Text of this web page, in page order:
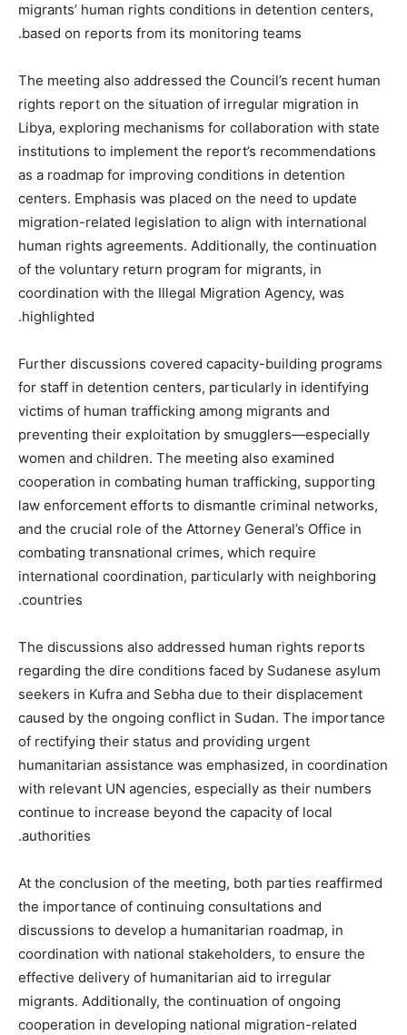
migrants’ human rights conditions in detention centers,
based on reports from its monitoring teams.
The meeting also addressed the Council’s recent human
rights report on the situation of irregular migration in
Libya, exploring mechanisms for collaboration with state
institutions to implement the report’s recommendations
as a roadmap for improving conditions in detention
centers. Emphasis was placed on the need to update
migration-related legislation to align with international
human rights agreements. Additionally, the continuation
of the voluntary return program for migrants, in
coordination with the Illegal Migration Agency, was
highlighted.
Further discussions covered capacity-building programs
for staff in detention centers, particularly in identifying
victims of human trafficking among migrants and
preventing their exploitation by smugglers—especially
women and children. The meeting also examined
cooperation in combating human trafficking, supporting
law enforcement efforts to dismantle criminal networks,
and the crucial role of the Attorney General’s Office in
combating transnational crimes, which require
international coordination, particularly with neighboring
countries.
The discussions also addressed human rights reports
regarding the dire conditions faced by Sudanese asylum
seekers in Kufra and Sebha due to their displacement
caused by the ongoing conflict in Sudan. The importance
of rectifying their status and providing urgent
humanitarian assistance was emphasized, in coordination
with relevant UN agencies, especially as their numbers
continue to increase beyond the capacity of local
authorities.
At the conclusion of the meeting, both parties reaffirmed
the importance of continuing consultations and
discussions to develop a humanitarian roadmap, in
coordination with national stakeholders, to ensure the
effective delivery of humanitarian aid to irregular
migrants. Additionally, the continuation of ongoing
cooperation in developing national migration-related